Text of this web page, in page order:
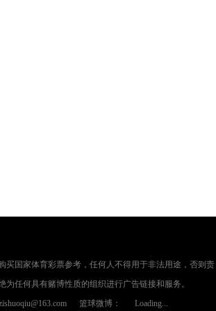
买国家体育彩票参考，任何人不得用于非法用途，否则责
为任何具有赌博性质的组织进行广告链接和服务。
篮球微博：
Loading...